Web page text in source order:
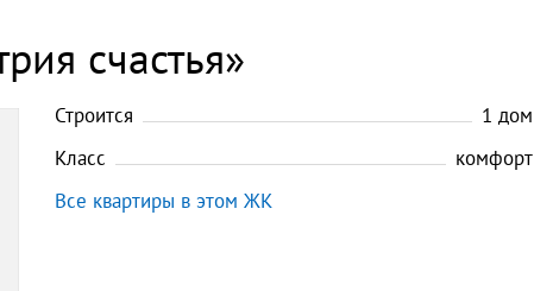
счастья»
Строится 1 дом
Класс
комфорт
Все квартиры в этом ЖК